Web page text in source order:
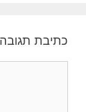
כתיבת תגובה